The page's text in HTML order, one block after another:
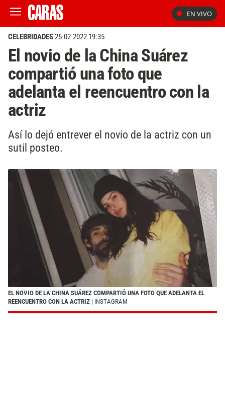
EN VIVO
CELEBRIDADES25-02-2022 19:35
El novio de la China Suárez
compartió una foto que
adelanta el reencuentro con la
actriz
Así lo dejó entrever el novio de la actriz con un
sutil posteo.
EL NOVIO DE LA CHINA SUÁREZ COMPARTIÓ UNA FOTO QUE ADELANTA EL
REENCUENTRO CON LA ACTRIZ | INSTAGRAM